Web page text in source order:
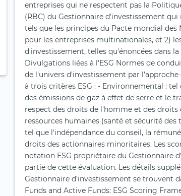
entreprises qui ne respectent pas la
(RBC) du Gestionnaire d'investissement
tels que les principes du Pacte mondial
pour les entreprises multinationales, et 2)
d'investissement, telles qu'énoncées dans
Divulgations liées à l'ESG Normes de
de l'univers d'investissement par
à trois critères ESG : - Environnemental :
des émissions de gaz à effet de serre et le
respect des droits de l'homme et des
ressources humaines (santé et sécurité
tel que l'indépendance du conseil, la
droits des actionnaires minoritaires. Les
notation ESG propriétaire du Gestionnaire
partie de cette évaluation. Les détails
Gestionnaire d'investissement se trouvent
Funds and Active Funds: ESG Scoring